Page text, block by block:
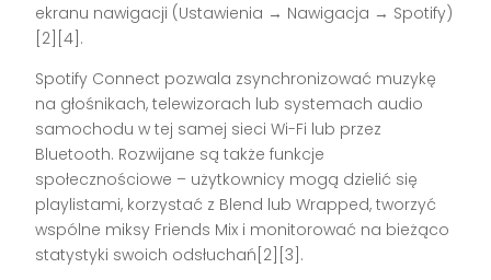
ekranu nawigacji (Ustawienia → Nawigacja → Spotify)
[2][4].
Spotify Connect pozwala zsynchronizować muzykę
na głośnikach, telewizorach lub systemach audio
samochodu w tej samej sieci Wi-Fi lub przez
Bluetooth. Rozwijane są także funkcje
społecznościowe – użytkownicy mogą dzielić się
playlistami, korzystać z Blend lub Wrapped, tworzyć
wspólne miksy Friends Mix i monitorować na bieżąco
statystyki swoich odsłuchań[2][3].